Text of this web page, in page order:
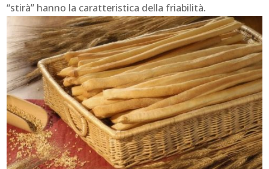
“stirà” hanno la caratteristica della friabilità.